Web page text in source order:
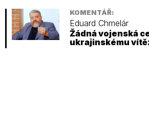
KOMENTÁŘ:
Eduard Chmelár
Žádná vojenská
ukrajinskému